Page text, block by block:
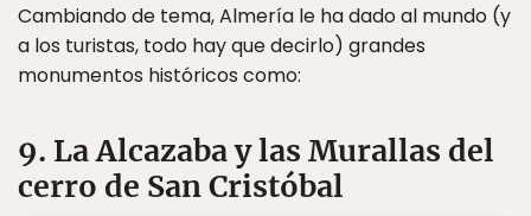
Cambiando de tema, Almería le ha dado al mundo (y
a los turistas, todo hay que decirlo) grandes
monumentos históricos como:
9. La Alcazaba y las Murallas del
cerro de San Cristóbal